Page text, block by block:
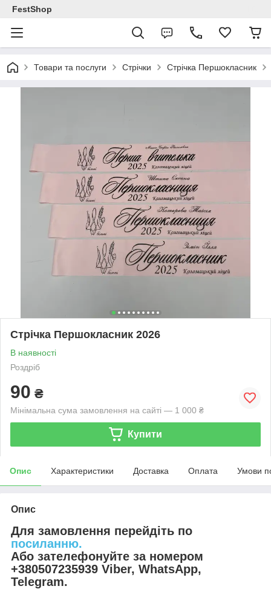
FestShop
Товари та послуги Стрічки Стрічка Першокласник
Стрічка Першокласник 2026
В наявності
Роздріб
90 ₴
Мінімальна сума замовлення на сайті — 1 000 ₴
Купити
Опис Характеристики Доставка Оплата Умови
Опис
Для замовлення перейдіть по
посиланню.
Або зателефонуйте за номером
+380507235939 Viber, WhatsApp,
Telegram.